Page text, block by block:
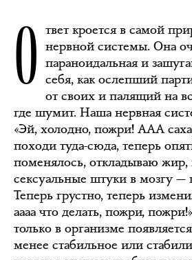
О твет кроется в самой
нервной системы. Она
параноидальная и
себя, как ослепший
от своих и палящий на
где шумит. Наша нервная
«Эй, холодно, пожри! ААА
походи туда-сюда, теперь
поменялось, откладываю жир,
сексуальные штуки в мозгу —
Теперь грустно, теперь
аааа что делать, пожри,
только в организме
менее стабильное или